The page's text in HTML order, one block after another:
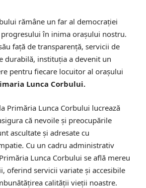
rămâne un far al democrației
în inima orașului nostru.
față de transparență, servicii de
durabilă, instituția a devenit un
pentru fiecare locuitor al orașului
Lunca Corbului.
Primăria Lunca Corbului lucrează
că nevoile și preocupările
ascultate și adresate cu
Cu un cadru administrativ
Lunca Corbului se află mereu
oferind servicii variate și accesibile
calității vieții noastre.